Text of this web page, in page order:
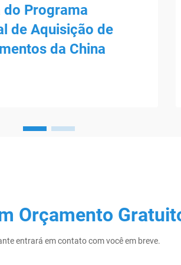
do Programa
de Aquisição de
da China
Orçamento
entrará em contato com você em breve.